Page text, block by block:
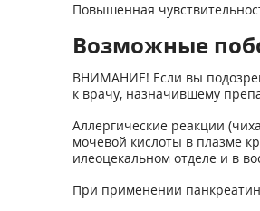
Повышенная
Возможные
ВНИМАНИЕ! Если вы
к врачу, назначившему
Аллергические реакции
мочевой кислоты в плазме
илеоцекальном отделе и в
При применении